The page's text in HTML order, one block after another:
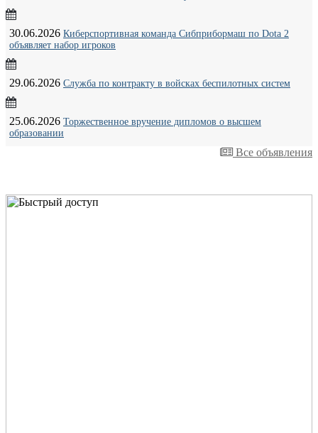
30.06.2026 Киберспортивная команда Сибприбормаш по Dota 2
объявляет набор игроков
29.06.2026 Служба по контракту в войсках беспилотных систем
25.06.2026 Торжественное вручение дипломов о высшем
образовании
Все объявления